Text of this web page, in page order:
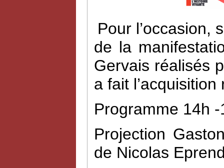
Pour l’occasion,
de la
Gervais réalisés
a fait
Programme 14h
Projection
de Nicolas